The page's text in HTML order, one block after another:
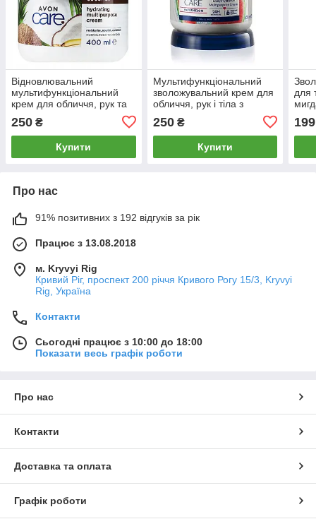
Відновлювальний
мультифункціональний
крем для обличчя, рук та
тіла з олією кокоса 400 мл
250 ₴
Купити
Мультифункціональний
зволожувальний крем для
обличчя, рук і тіла з
мл) AVON CARE
MULTIPURPOSE
250₴
Купити
для
199
Про нас
91% позитивних з 192 відгуків за рік
Працює з 13.08.2018
м. Kryvyi Rig
Кривий Ріг, проспект 200 річчя Кривого Рогу 15/3, Kryvyi
Rig, Україна
Контакти
Сьогодні працює з 10:00 до 18:00
Показати весь графік роботи
Про нас
Контакти
Доставка та оплата
Графік роботи